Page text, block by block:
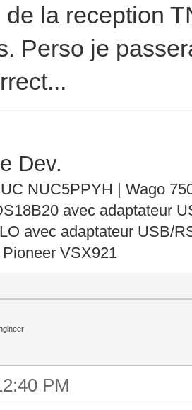
la reception
Perso je
Dev.
NUC5PPYH | Wago
avec adaptateur
avec adaptateur USB/
VSX921
PM